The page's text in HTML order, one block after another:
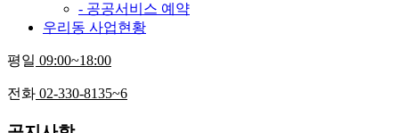
- 공공서비스 예약
우리동 사업현황
평일 09:00~18:00
전화 02-330-8135~6